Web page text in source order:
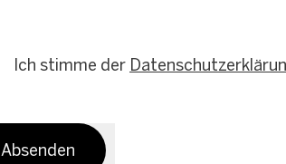
Ich stimme der
Absenden